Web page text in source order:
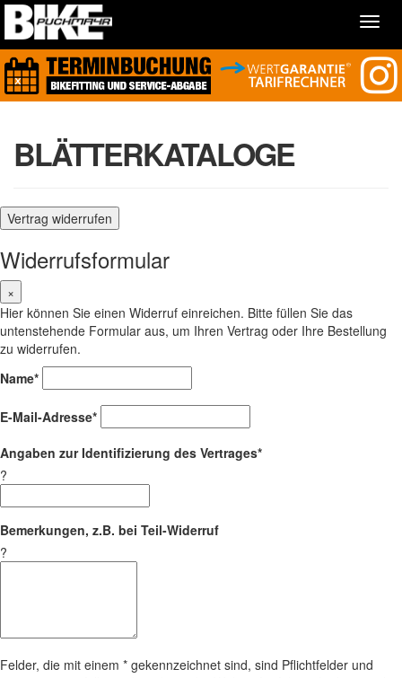
BLÄTTERKATALOGE
Vertrag widerrufen
Widerrufsformular
×
Hier können Sie einen Widerruf einreichen. Bitte füllen Sie das
untenstehende Formular aus, um Ihren Vertrag oder Ihre Bestellung
zu widerrufen.
Name*
E-Mail-Adresse*
Angaben zur Identifizierung des Vertrages*
?
Bemerkungen, z.B. bei Teil-Widerruf
?
Felder, die mit einem * gekennzeichnet sind, sind Pflichtfelder und